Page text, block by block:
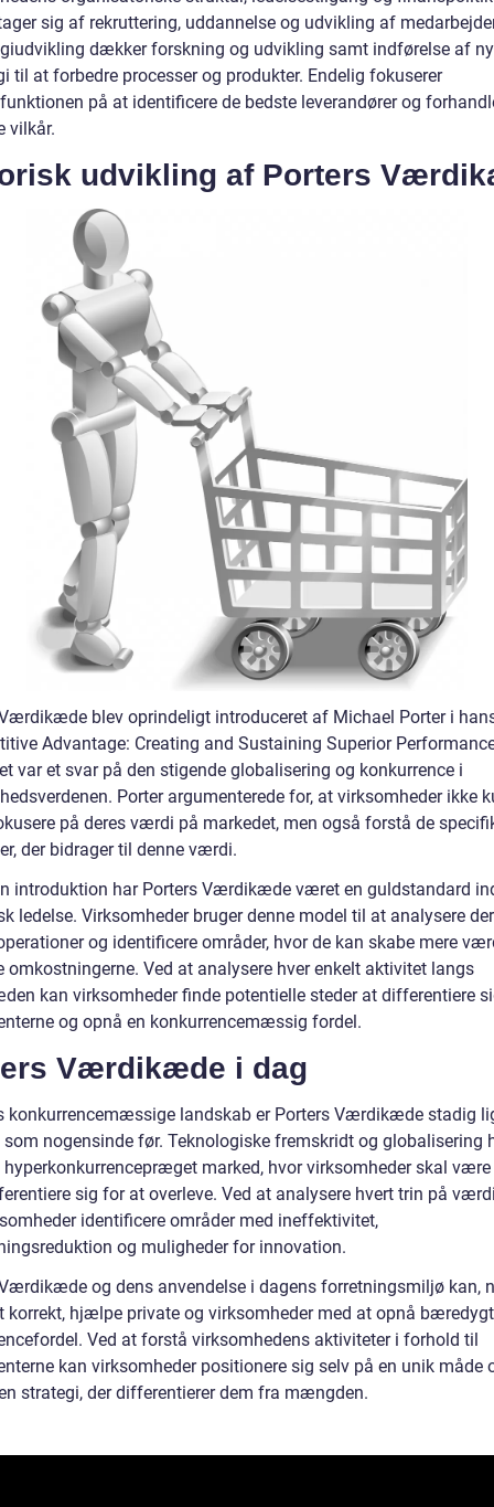
sig af rekruttering, uddannelse og udvikling af
dækker forskning og udvikling samt indførelse af ny
til at forbedre processer og produkter. Endelig fokuserer
på at identificere de bedste leverandører og
vilkår.
udvikling af Porters
blev oprindeligt introduceret af Michael Porter i
Advantage: Creating and Sustaining Superior
var et svar på den stigende globalisering og konkurrence i
Porter argumenterede for, at virksomheder ikke
på deres værdi på markedet, men også forstå de
der bidrager til denne værdi.
introduktion har Porters Værdikæde været en guldstandard
ledelse. Virksomheder bruger denne model til at analysere
og identificere områder, hvor de kan skabe mere
omkostningerne. Ved at analysere hver enkelt aktivitet langs
kan virksomheder finde potentielle steder at differentiere
og opnå en konkurrencemæssig fordel.
Værdikæde i dag
konkurrencemæssige landskab er Porters Værdikæde stadig
som nogensinde før. Teknologiske fremskridt og globalisering
hyperkonkurrencepræget marked, hvor virksomheder skal
sig for at overleve. Ved at analysere hvert trin på
identificere områder med ineffektivitet,
og muligheder for innovation.
og dens anvendelse i dagens forretningsmiljø kan,
korrekt, hjælpe private og virksomheder med at opnå
Ved at forstå virksomhedens aktiviteter i forhold til
kan virksomheder positionere sig selv på en unik måde
strategi, der differentierer dem fra mængden.